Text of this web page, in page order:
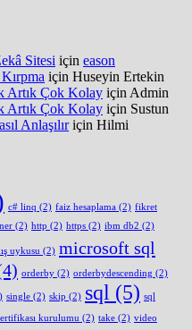
Sitesi için eason
için Huseyin Ertekin
Artık Çok Kolay için Admin
Artık Çok Kolay için Sustun
Anlaşılıriçin Hilmi
c# linq (2) faiz hesaplama (2) fikret
(2) http (2) https (2) ibm db2 (2)
uykusu (2) microsoft sql
orderby (2) orderbydescending (2)
single (2) skip (2) sql (5) sql
kurulumu (2) take (2) video